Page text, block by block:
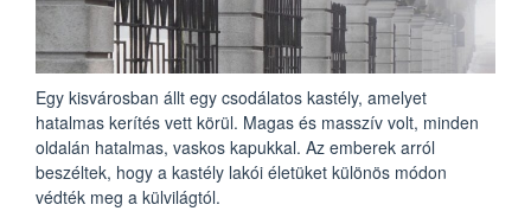
Egy kisvárosban állt egy csodálatos kastély, amelyet
hatalmas kerítés vett körül. Magas és masszív volt, minden
oldalán hatalmas, vaskos kapukkal. Az emberek arról
beszéltek, hogy a kastély lakói életüket különös módon
védték meg a külvilágtól.